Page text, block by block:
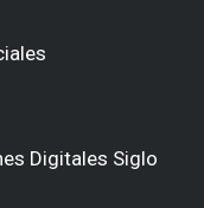
Digitales Siglo